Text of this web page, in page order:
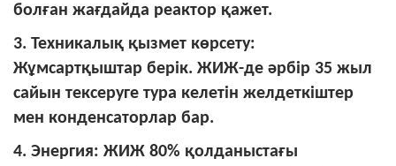
болған жағдайда реактор қажет.
3. Техникалық қызмет көрсету:
Жұмсартқыштар берік. ЖИЖ-де әрбір 35 жыл
сайын тексеруге тура келетін желдеткіштер
мен конденсаторлар бар.
4. Энергия: ЖИЖ 80% қолданыстағы